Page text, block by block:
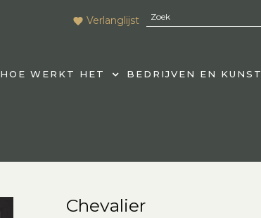
Verlanglijst
HOE WERKT HET BEDRIJVEN EN KUNST
Chevalier